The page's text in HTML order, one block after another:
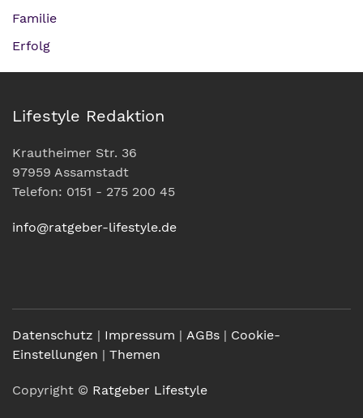
Familie
Erfolg
Lifestyle Redaktion
Krautheimer Str. 36
97959 Assamstadt
Telefon: 0151 - 275 200 45
info@ratgeber-lifestyle.de
Datenschutz | Impressum | AGBs | Cookie-
Einstellungen | Themen
Copyright © Ratgeber Lifestyle